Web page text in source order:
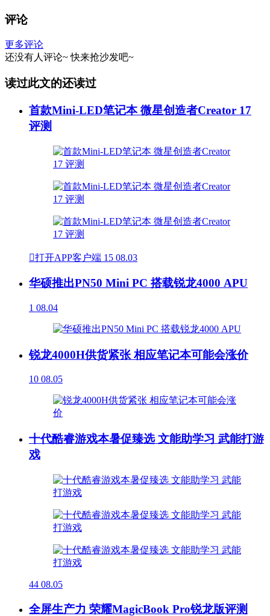
评论
更多评论
还没有人评论~ 快来抢沙发吧~
读过此文的还读过
首款Mini-LED笔记本 微星创造者Creator 17
评测
打开APP客户端 15 08.03
华硕推出PN50 Mini PC 搭载锐龙4000 APU
1 08.04
锐龙4000H供货紧张 相应笔记本可能会涨价
10 08.05
十代酷睿游戏本暑促臻选 文能助学习 武能打游
戏
44 08.05
全屏生产力 荣耀MagicBook Pro锐龙版评测